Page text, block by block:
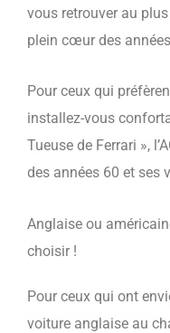
vous retrouver au
plein cœur des
Pour ceux qui
installez-vous
Tueuse de Ferrari »,
des années 60 et ses
Anglaise ou
choisir !
Pour ceux qui ont
voiture anglaise au